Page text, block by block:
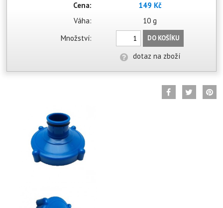
Cena:
149 Kč
Váha:
10 g
Množství:
DO KOŠÍKU
dotaz na zboží